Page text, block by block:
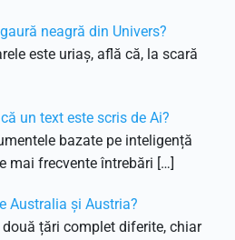
neagră din Univers?
este uriaș, află că, la scară
un text este scris de Ai?
bazate pe inteligență
mai frecvente întrebări […]
Australia și Austria?
țări complet diferite, chiar